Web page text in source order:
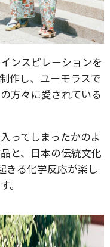
ンスピレーションを
作し、ユーモラスで
方々に愛されている
ってしまったかのよ
と、日本の伝統文化
きる化学反応が楽し
。